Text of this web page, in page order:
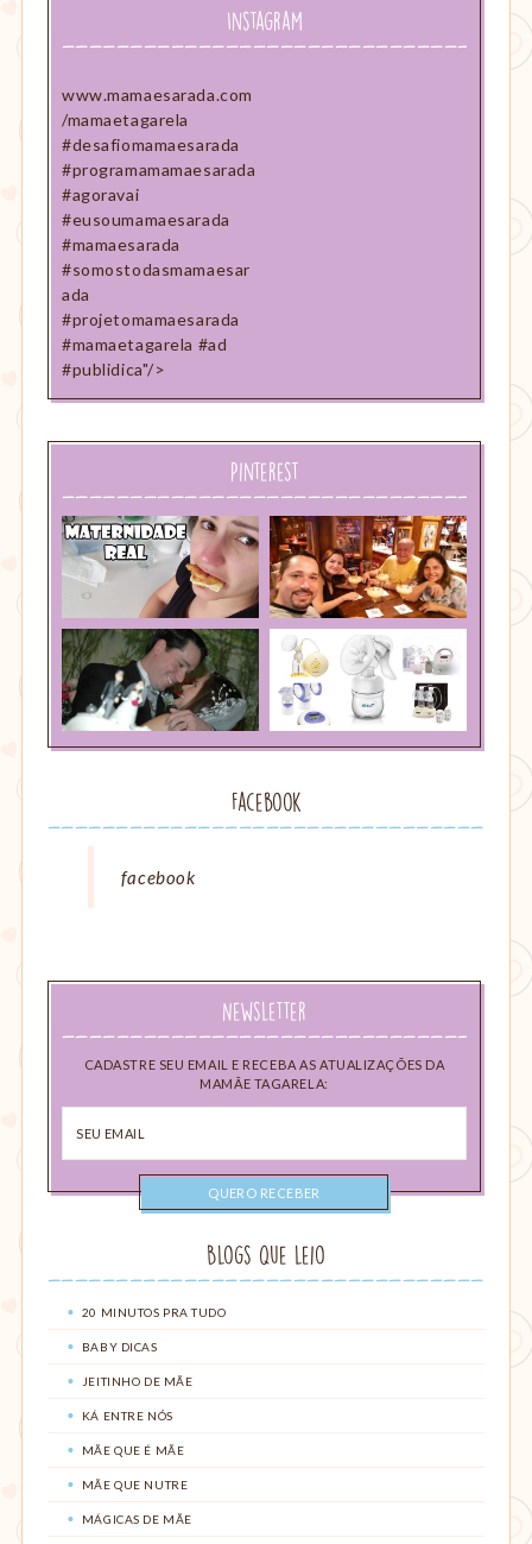
Instagram
www.mamaesarada.com
/mamaetagarela
#desafiomamaesarada
#programamamaesarada
#agoravai
#eusoumamaesarada
#mamaesarada
#somostodasmamaesar
ada
#projetomamaesarada
#mamaetagarela #ad
#publidica"/>
Pinterest
Facebook
facebook
Newsletter
CADASTRE SEU EMAIL E RECEBA AS ATUALIZAÇÕES DA
MAMÃE TAGARELA:
email
Blogs que leio
20 MINUTOS PRA TUDO
BABY DICAS
JEITINHO DE MÃE
KÁ ENTRE NÓS
MÃE QUE É MÃE
MÃE QUE NUTRE
MÁGICAS DE MÃE